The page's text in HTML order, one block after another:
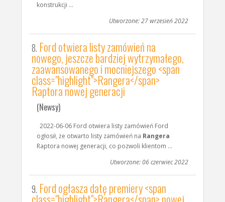
konstrukcji ...
Utworzone: 27 wrzesień 2022
8. Ford otwiera listy zamówień na
nowego, jeszcze bardziej wytrzymałego,
zaawansowanego i mocniejszego <span
class="highlight">Rangera</span>
Raptora nowej generacji
(Newsy)
2022-06-06 Ford otwiera listy zamówień Ford
ogłosił, że otwarto listy zamówień na Rangera
Raptora nowej generacji, co pozwoli klientom ...
Utworzone: 06 czerwiec 2022
9. Ford ogłasza datę premiery <span